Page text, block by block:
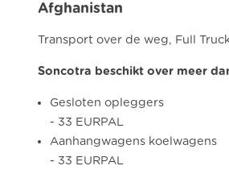
Afghanistan
Transport over de weg, Full
Soncotra beschikt over meer
Gesloten opleggers
- 33 EURPAL
Aanhangwagens koelwagens
- 33 EURPAL